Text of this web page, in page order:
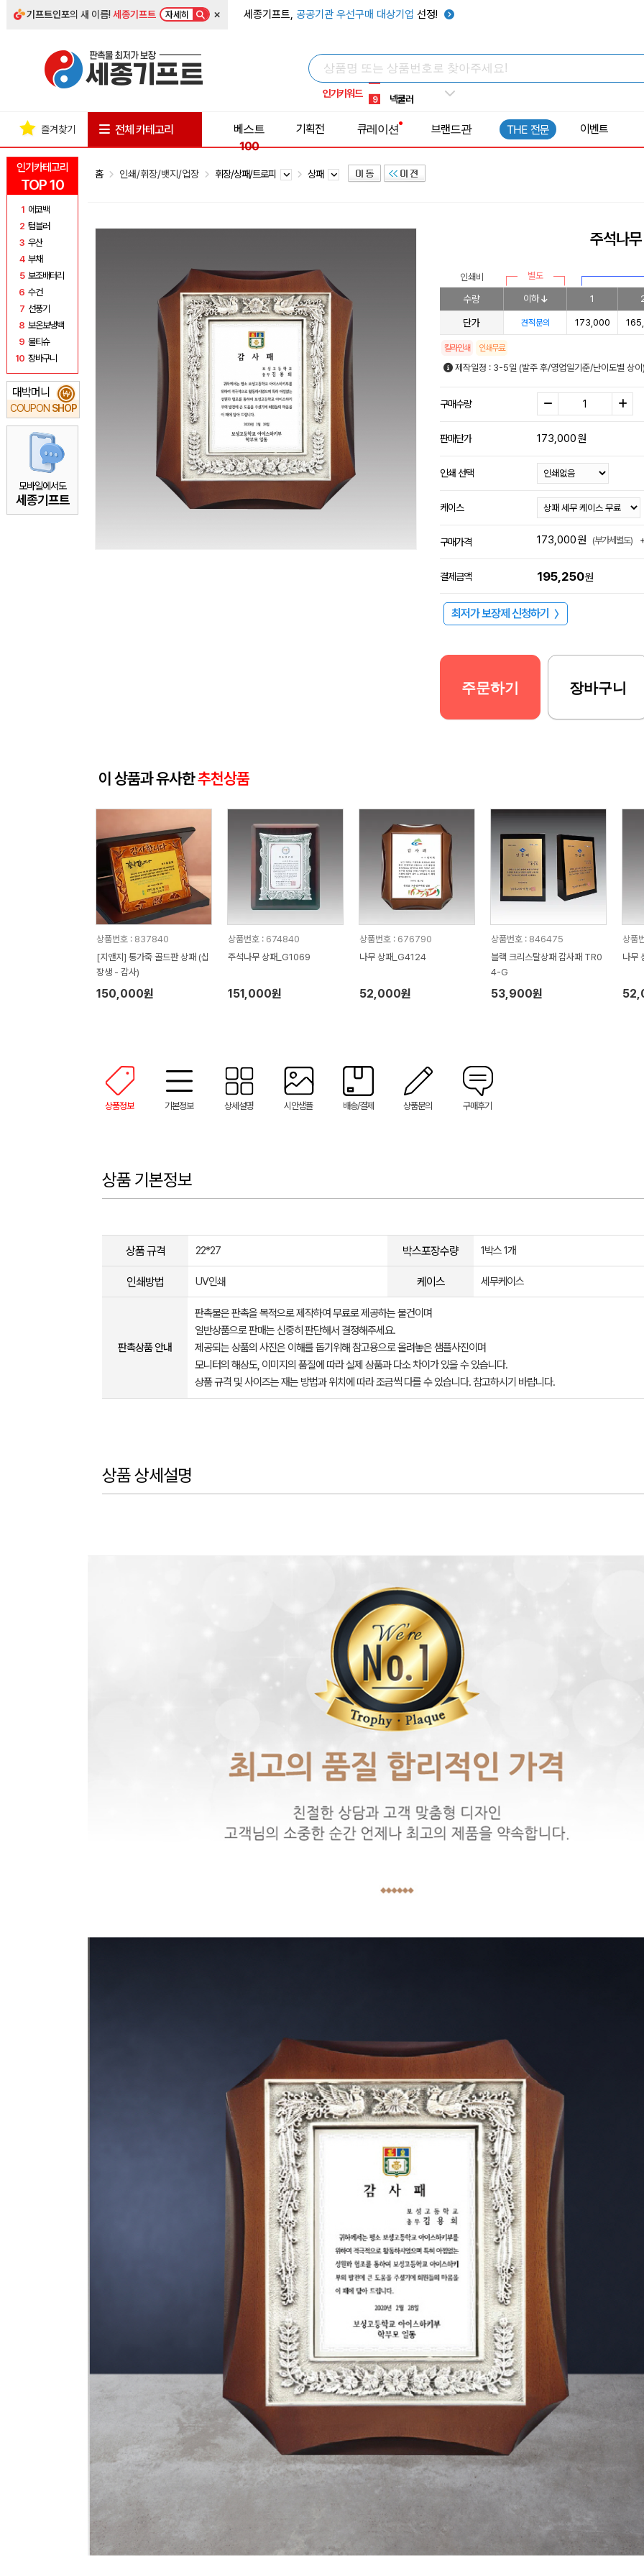
기프트인포의 새 이름!세종기프트 자세히 × 세종기프트, 공공기관 우선구매 대상기업 선정!
인기키워드
5 키캡
8 쿨토시
9 넥쿨러
1 선풍기
인기카테고리
TOP 10
1 에코백
2 텀블러
3 우산
4 부채
5 보조배터리
6 수건
7 선풍기
8 보온보냉백
9 물티슈
10 장바구니
대박머니
COUPON SHOP
₩
모바일에서도
세종기프트
즐겨찾기 전체 카테고리
베스트
100
기획전 큐레이션 브랜드관 THE 전문 이벤트
홈 인쇄/휘장/뱃지/업장 휘장/상패/트로피 상패
주석나
인쇄비 별도
수량 이하 1
단가 견적문의 173,000
칼라인쇄 인쇄무료
제작일정 : 3-5일 (발주 후/영업일기준/난이도별 상
구매수량
판매단가 173,000원
인쇄 선택
케이스
구매가격 173,000원 (부가세별도)
결제금액 195,250원
최저가 보장제 신청하기 〉
주문하기 장바구니
이 상품과 유사한추천상품
상품번호 : 837840
[지앤지] 통가죽 골드판 상패 (십
장생 - 감사)
150,000원
상품번호 : 674840
주석나무 상패_G1069
151,000원
상품번호 : 676790
나무 상패_G4124
52,000원
상품번호 : 846475
블랙 크리스탈상패 감사패 TR0
4-G
53,900원
상품
나무
상품정보 기본정보 상세설명 시안샘플 배송/결제 상품문의 구매후기
상품 기본정보
상품 규격 22*27 박스포장수량 1박스 1개
인쇄방법 UV인쇄 케이스 세무케이스
판촉상품 안내
판촉물은 판촉을 목적으로 제작하여 무료로 제공하는 물건이며
일반상품으로 판매는 신중히 판단해서 결정해주세요.
제공되는 상품의 사진은 이해를 돕기위해 참고용으로 올려놓은 샘플사진이며
모니터의 해상도, 이미지의 품질에 따라 실제 상품과 다소 차이가 있을 수 있습니다.
상품 규격 및 사이즈는 재는 방법과 위치에 따라 조금씩 다를 수 있습니다. 참고하시기 바랍니다.
상품 상세설명